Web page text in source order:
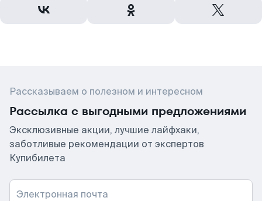
Рассказываем о полезном и интересном
Рассылка с выгодными предложениями
Эксклюзивные акции, лучшие лайфхаки,
заботливые рекомендации от экспертов
Купибилета
Электронная почта